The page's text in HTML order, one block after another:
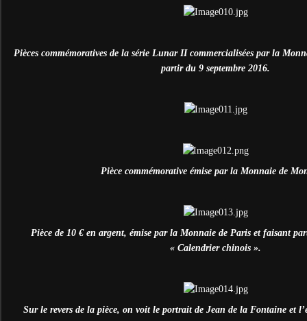
Pièces commémoratives de la série Lunar II commercialisées par la
partir du 9 septembre 2016.
Pièce commémorative émise par la Monnaie de
Pièce de 10 € en argent, émise par la Monnaie de Paris et faisant
« Calendrier chinois ».
Sur le revers de la pièce, on voit le portrait de Jean de la Fontaine et